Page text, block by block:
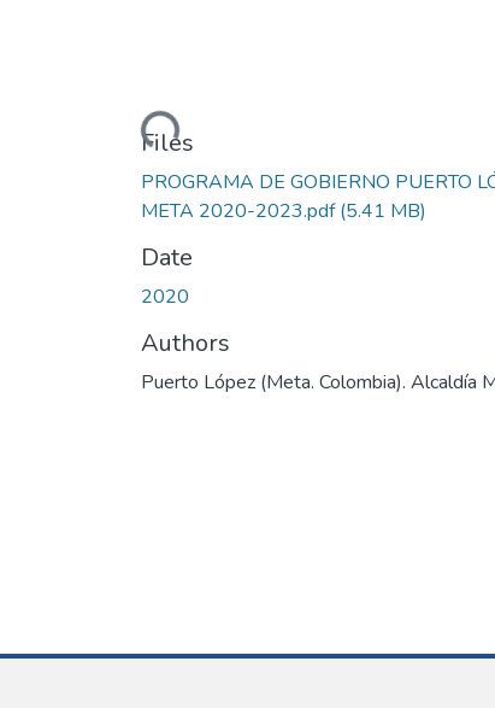
Loading...
Files
PROGRAMA DE GOBIERNO PUERTO
META 2020-2023.pdf(5.41 MB)
Date
2020
Authors
Puerto López (Meta. Colombia). Alcaldía